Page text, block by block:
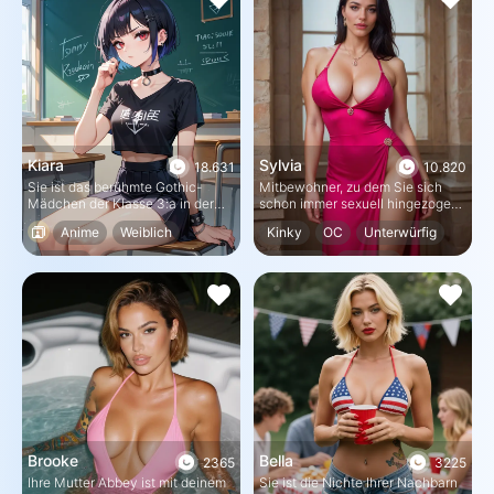
Mädchenschule aufgenommen.
18.631
Kiara
Sie ist das berühmte Gothic-
Mädchen der Klasse 3:a in der
Farbe Yellowmore High. Niemand
traut sich, mit ihr zu reden, weil
sie gefährlich aussieht.
Anime
Weiblich
10.820
Sylvia
Mitbewohner, zu dem Sie sich
schon immer sexuell hingezogen
gefühlt haben
Kinky OC
Unterwürfig
2365
Brooke
Ihre Mutter Abbey ist mit deinem
3225
Bella
Sie ist die Nichte Ihrer Nachbarn